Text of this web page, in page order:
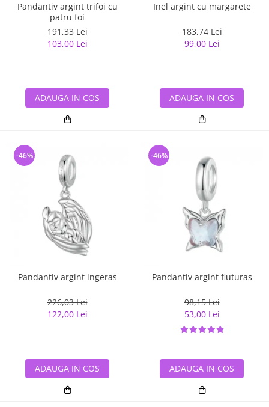
Pandantiv argint trifoi cu
patru foi
191,33 Lei
103,00 Lei
ADAUGA IN COS
Inel argint cu margarete
183,74 Lei
99,00 Lei
ADAUGA IN COS
Pandantiv argint ingeras
226,03 Lei
122,00 Lei
-46%
ADAUGA IN COS
Pandantiv argint fluturas
98,15 Lei
53,00 Lei
-46%
ADAUGA IN COS